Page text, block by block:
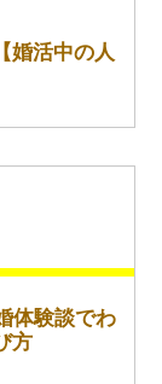
婚活中の人
体験談でわ
方